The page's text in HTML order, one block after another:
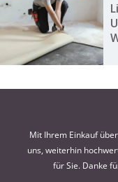
Mit Ihrem Einkauf
uns, weiterhin
für Sie. Danke